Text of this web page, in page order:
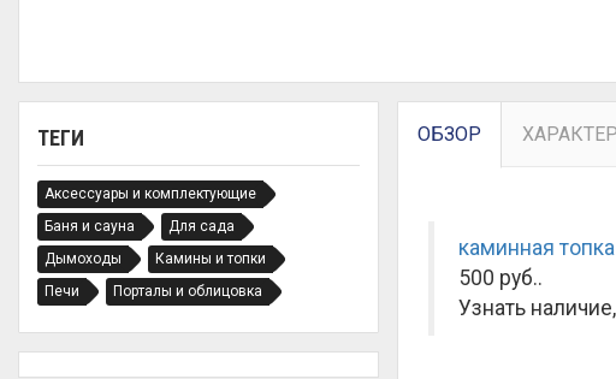
ТЕГИ
Аксессуары и комплектующие
Баня и сауна
Для сада
Дымоходы
Камины и топки
Печи
Порталы и облицовка
ОБЗОР
каминная топка
500 руб..
Узнать